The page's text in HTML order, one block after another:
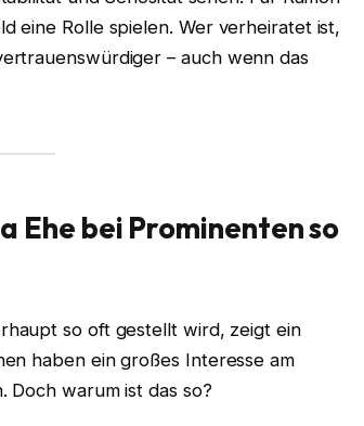
eine Rolle spielen. Wer verheiratet ist,
– auch wenn das
Ehe bei Prominenten so
so oft gestellt wird, zeigt ein
haben ein großes Interesse am
Doch warum ist das so?